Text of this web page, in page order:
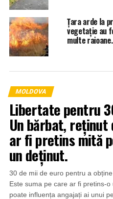
Țara arde la
vegetație au
multe raioane.
MOLDOVA
Libertate pentru
Un bărbat, reținut
ar fi pretins mită
un deținut.
30 de mii de euro pentru a
Este suma pe care ar fi pretins-
poate influența angajați ai unui